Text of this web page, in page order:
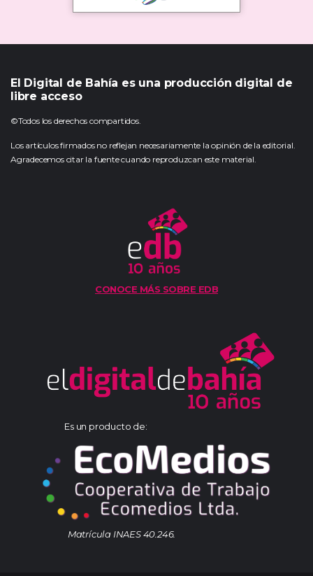
El Digital de Bahía es una producción digital de
libre acceso
©Todos los derechos compartidos.
Los artículos firmados no reflejan necesariamente la opinión de la editorial.
Agradecemos citar la fuente cuando reproduzcan este material.
CONOCE MÁS SOBRE EDB
Es un producto de:
Matrícula INAES 40.246.